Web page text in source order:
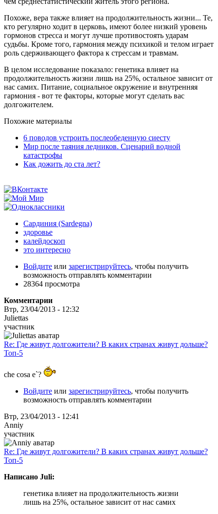
Похоже, вера также влияет на продолжительность жизни... Те,
кто регулярно ходит в церковь, имеют более низкий уровень
гормонов стресса и могут лучше противостоять ударам
судьбы. Кроме того, гармония между психикой и телом играет
роль сдерживающего фактора к стрессам и травмам.
В целом исследование показало: генетика влияет на
продолжительность жизни лишь на 25%, остальное зависит от
нас самих. Питание, социальное окружение и внутренняя
гармония - вот те факторы, которые могут сделать вас
долгожителем.
Похожие материалы
6 поводов устроить послеобеденную сиесту
Мир после таяния ледников. Сценарий водной
катастрофы
Как дожить до ста лет?
Сардиния (Sardegna)
здоровье
калейдоскоп
это интересно
Войдите или зарегистрируйтесь, чтобы получить
возможность отправлять комментарии
28364 просмотра
Комментарии
Втр, 23/04/2013 - 12:32
Juliettas
участник
Re: Где живут долгожители? В каких странах живут дольше?
Топ-5
che cosa e`?
Войдите или зарегистрируйтесь, чтобы получить
возможность отправлять комментарии
Втр, 23/04/2013 - 12:41
Anniy
участник
Re: Где живут долгожители? В каких странах живут дольше?
Топ-5
Написано Juli:
генетика влияет на продолжительность жизни
лишь на 25%, остальное зависит от нас самих